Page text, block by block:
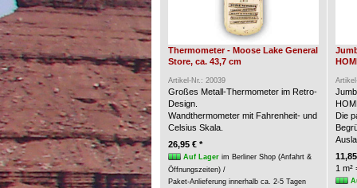
Thermometer - Moose Lake General
Store, ca. 43,7 cm
Artikel-Nr.: 20039
Großes Metall-Thermometer im Retro-
Design.
Wandthermometer mit Fahrenheit- und
Celsius Skala.
26,95 € *
Auf Lagerim Berliner Shop (Anfahrt &
Öffnungszeiten) /
Paket-Anlieferung innerhalb ca. 2-5 Tagen
Die
1 m²